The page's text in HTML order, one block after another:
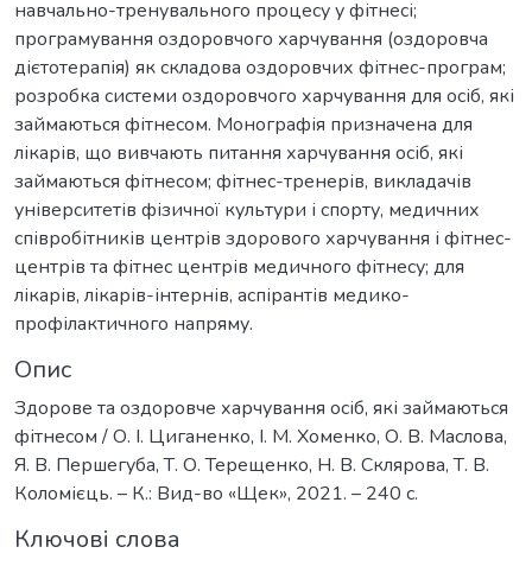
навчально-тренувального процесу у фітнесі;
програмування оздоровчого харчування (оздоровча
дієтотерапія) як складова оздоровчих фітнес-програм;
розробка системи оздоровчого харчування для осіб, які
займаються фітнесом. Монографія призначена для
лікарів, що вивчають питання харчування осіб, які
займаються фітнесом; фітнес-тренерів, викладачів
університетів фізичної культури і спорту, медичних
співробітників центрів здорового харчування і фітнес-
центрів та фітнес центрів медичного фітнесу; для
лікарів, лікарів-інтернів, аспірантів медико-
профілактичного напряму.
Опис
Здорове та оздоровче харчування осіб, які займаються
фітнесом / О. І. Циганенко, І. М. Хоменко, О. В. Маслова,
Я. В. Першегуба, Т. О. Терещенко, Н. В. Склярова, Т. В.
Коломієць. – К.: Вид-во «Щек», 2021. – 240 с.
Ключові слова